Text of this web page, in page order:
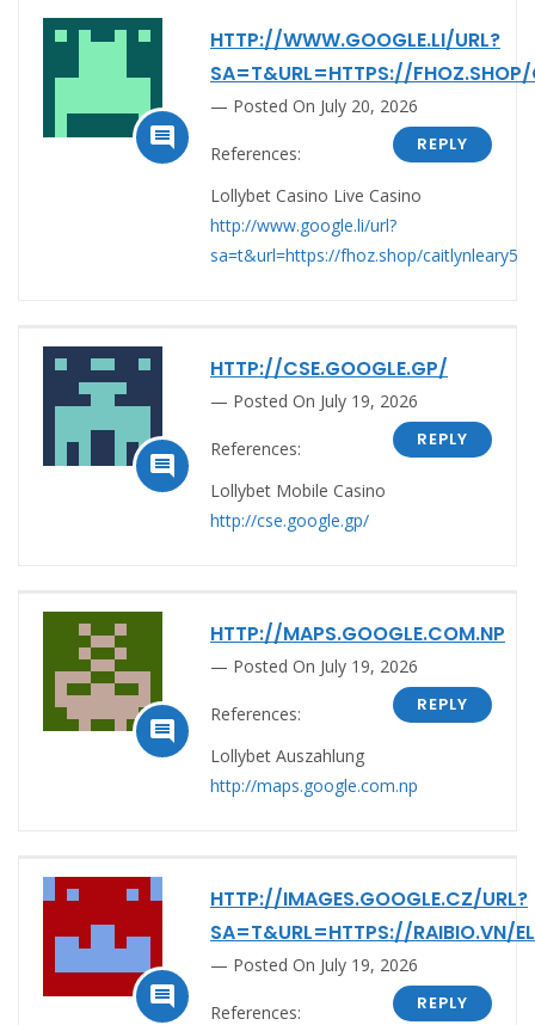

HTTP://WWW.GOOGLE.LI/URL?
SA=T&URL=HTTPS://FHOZ.SHOP/
Posted On July 20, 2026
REPLY
References:
Lollybet Casino Live Casino
http://www.google.li/url?
sa=t&url=https://fhoz.shop/caitlynleary5

HTTP://CSE.GOOGLE.GP/
Posted On July 19, 2026
REPLY
References:
Lollybet Mobile Casino
http://cse.google.gp/

HTTP://MAPS.GOOGLE.COM.NP
Posted On July 19, 2026
REPLY
References:
Lollybet Auszahlung
http://maps.google.com.np

HTTP://IMAGES.GOOGLE.CZ/URL?
SA=T&URL=HTTPS://RAIBIO.VN/
Posted On July 19, 2026
REPLY
References: